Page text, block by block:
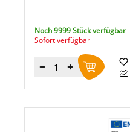
Noch 9999 Stück verfügbar
Sofort verfügbar
Menge